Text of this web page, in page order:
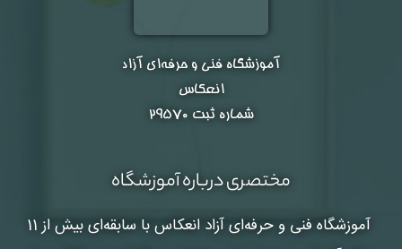
آموزشگاه فنی و حرفه‌ای آزاد
انعکاس
شماره ثبت ۲۹۵۷۰
مختصری درباره آموزشگاه
آموزشگاه فنی و حرفه‌ای آزاد انعکاس
با سابقه‌ای بیش از 11